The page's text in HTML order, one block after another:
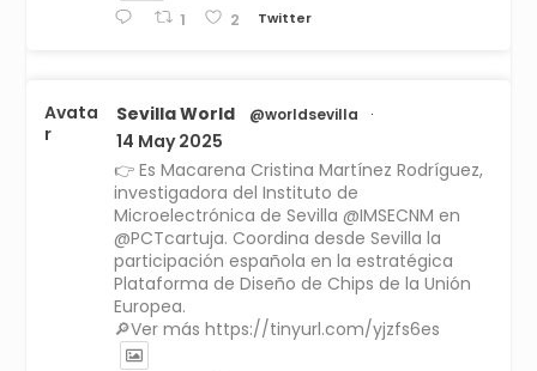
1 2 Twitter
Avata
r
Sevilla World @worldsevilla ·
14 May 2025
👉 Es Macarena Cristina Martínez Rodríguez,
investigadora del Instituto de
Microelectrónica de Sevilla @IMSECNM en
@PCTcartuja. Coordina desde Sevilla la
participación española en la estratégica
Plataforma de Diseño de Chips de la Unión
Europea.
🔎Ver más https://tinyurl.com/yjzfs6es